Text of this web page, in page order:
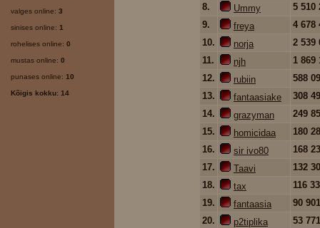
valges online: 3
sinises online: 1
rohelises online: 0
mustas online: 0
punases online: 10
Kõigis kokku: 14
8.
Ummy
5 510
9.
freya
4 678
10.
norja
2 539
11.
njh
1 869
12.
rubiin
588
13.
fantaasiake
308
14.
grazyman
249
15.
homicidaa
180
16.
sir ivo80
168
17.
Taavi
132
18.
tax
116
19.
fantaasia
90
20.
p2tiplika
53